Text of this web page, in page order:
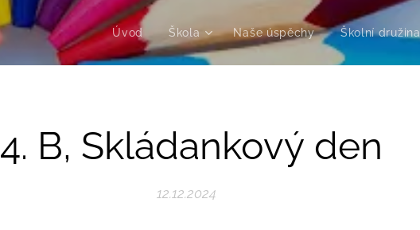
Úvod Škola Naše úspěchy Školní družina
4. B, Skládankový den
12.12.2024